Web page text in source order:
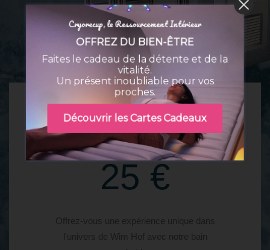
1 Séance
25 €
Offrez-vous une expérience unique dans
l'univers de Wim Hof avec notre bain
Cryorecup, le Ressourcement Intérieur
OFFREZ DU BIEN-ÊTRE
Faites le cadeau de la détente et de la
vitalité.
Un présent inoubliable pour vos
proches.
Découvrir les Cartes Cadeaux